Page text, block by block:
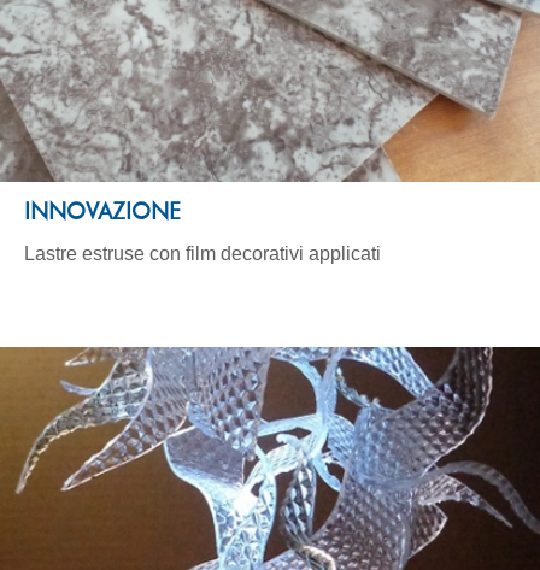
INNOVAZIONE
Lastre estruse con film decorativi applicati